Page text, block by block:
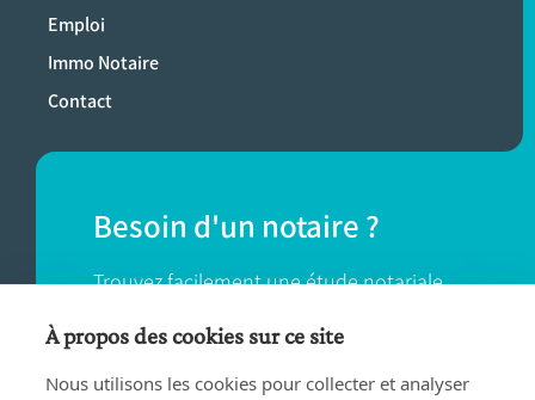
Emploi
Immo Notaire
Contact
Besoin d'un notaire ?
Trouvez facilement une étude notariale
près de chez vous.
TROUVER UN NOTAIRE
À propos des cookies sur ce site
Nous utilisons les cookies pour collecter et analyser